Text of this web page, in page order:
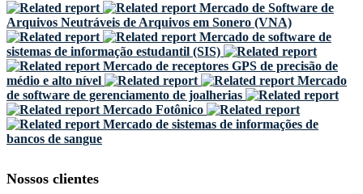
Mercado de Software de
Arquivos Neutráveis ​​de Arquivos em Sonero (VNA)
Mercado de software de
sistemas de informação estudantil (SIS)
Mercado de receptores GPS de precisão de
médio e alto nível
Mercado
de software de gerenciamento de joalherias
Mercado Fotônico
Mercado de sistemas de informações de
bancos de sangue
Nossos clientes